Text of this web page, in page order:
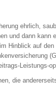
ehrlich,
und dann kann
Hinblick auf
Leistungs-
die